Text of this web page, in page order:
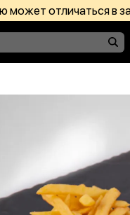
может отличаться в